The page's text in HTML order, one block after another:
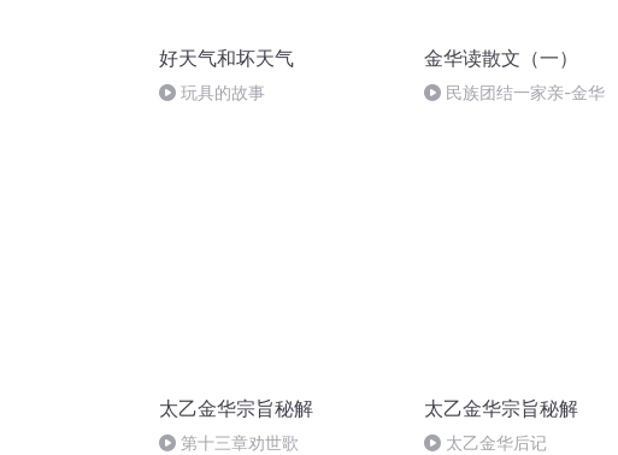
好天气和坏天气
玩具的故事
金华读散文（一）
民族团结一家亲-金华
太乙金华宗旨秘解
第十三章劝世歌
太乙金华宗旨秘解
太乙金华后记